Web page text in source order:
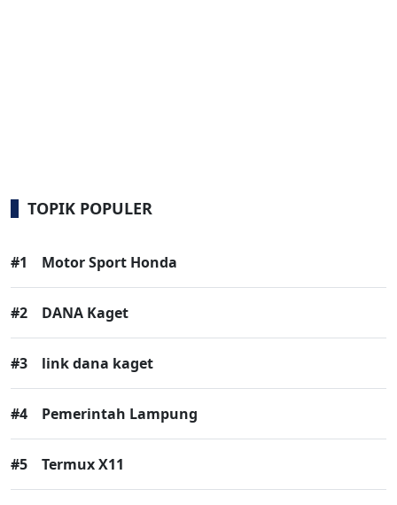
TOPIK POPULER
#1 Motor Sport Honda
#2 DANA Kaget
#3 link dana kaget
#4 Pemerintah Lampung
#5 Termux X11